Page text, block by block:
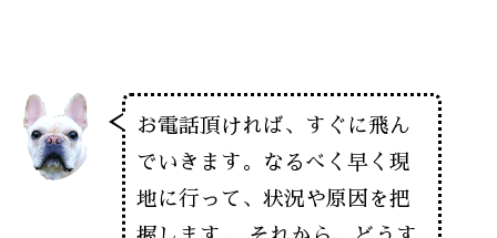
お電話頂ければ、すぐに飛ん
でいきます。なるべく早く現
地に行って、状況や原因を把